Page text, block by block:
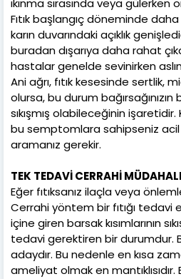
Fıtık başlangıç döneminde
karın duvarındaki açıklık
buradan dışarıya daha rahat
hastalar genelde sevinirken
Ani ağrı, fıtık kesesinde sertlik,
olursa, bu durum bağırsağınızın
sıkışmış olabileceğinin işaretidir.
bu semptomlara sahipseniz
aramanız gerekir.
TEK TEDAVİ CERRAHİ
Eğer fıtıksanız ilaçla veya
Cerrahi yöntem bir fıtığı tedavi
içine giren barsak kısımlarının
tedavi gerektiren bir durumdur.
adaydır. Bu nedenle en kısa
ameliyat olmak en